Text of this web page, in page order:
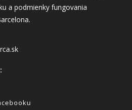
a podmienky fungovania